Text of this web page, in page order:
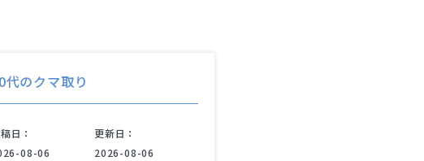
代のクマ取り
日：
08-06
更新日：
2026-08-06